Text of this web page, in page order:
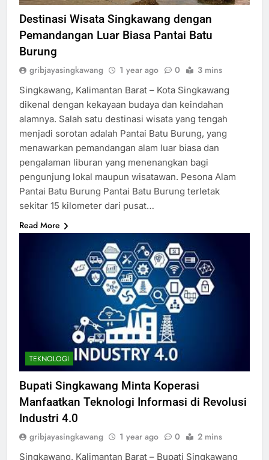
Destinasi Wisata Singkawang dengan
Pemandangan Luar Biasa Pantai Batu
Burung
gribjayasingkawang 1 year ago 0 3 mins
Singkawang, Kalimantan Barat – Kota Singkawang
dikenal dengan kekayaan budaya dan keindahan
alamnya. Salah satu destinasi wisata yang tengah
menjadi sorotan adalah Pantai Batu Burung, yang
menawarkan pemandangan alam luar biasa dan
pengalaman liburan yang menenangkan bagi
pengunjung lokal maupun wisatawan. Pesona Alam
Pantai Batu Burung Pantai Batu Burung terletak
sekitar 15 kilometer dari pusat…
Read More
TEKNOLOGI
Bupati Singkawang Minta Koperasi
Manfaatkan Teknologi Informasi di Revolusi
Industri 4.0
gribjayasingkawang 1 year ago 0 2 mins
Singkawang, Kalimantan Barat – Bupati Singkawang